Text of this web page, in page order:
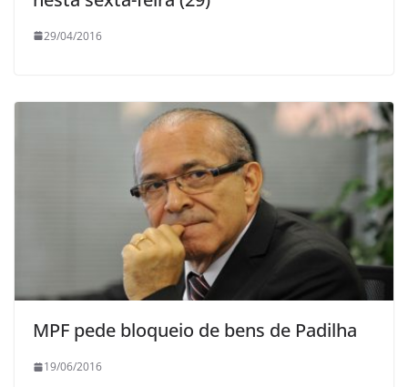
29/04/2016
MPF pede bloqueio de bens de Padilha
19/06/2016